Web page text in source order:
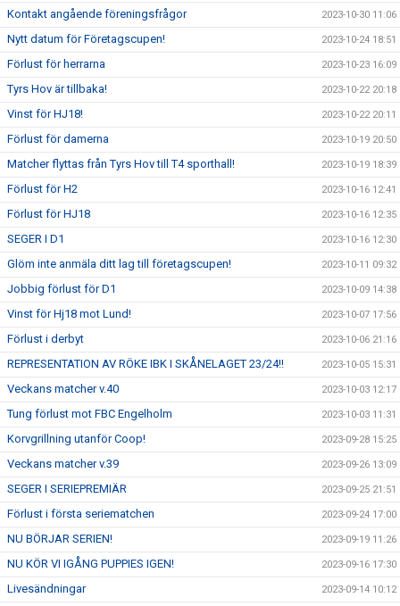
Kontakt angående föreningsfrågor 2023-10-30 11:06
Nytt datum för Företagscupen! 2023-10-24 18:51
Förlust för herrarna 2023-10-23 16:09
Tyrs Hov är tillbaka! 2023-10-22 20:18
Vinst för HJ18! 2023-10-22 20:11
Förlust för damerna 2023-10-19 20:50
Matcher flyttas från Tyrs Hov till T4 sporthall! 2023-10-19 18:39
Förlust för H2 2023-10-16 12:41
Förlust för HJ18 2023-10-16 12:35
SEGER I D1 2023-10-16 12:30
Glöm inte anmäla ditt lag till företagscupen! 2023-10-11 09:32
Jobbig förlust för D1 2023-10-09 14:38
Vinst för Hj18 mot Lund! 2023-10-07 17:56
Förlust i derbyt 2023-10-06 21:16
REPRESENTATION AV RÖKE IBK I SKÅNELAGET 23/24!! 2023-10-05 15:31
Veckans matcher v.40 2023-10-03 12:17
Tung förlust mot FBC Engelholm 2023-10-03 11:31
Korvgrillning utanför Coop! 2023-09-28 15:25
Veckans matcher v.39 2023-09-26 13:09
SEGER I SERIEPREMIÄR 2023-09-25 21:51
Förlust i första seriematchen 2023-09-24 17:00
NU BÖRJAR SERIEN! 2023-09-19 11:26
NU KÖR VI IGÅNG PUPPIES IGEN! 2023-09-16 17:30
Livesändningar 2023-09-14 10:12